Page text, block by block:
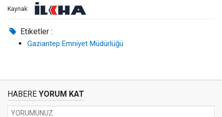
Kaynak:
Etiketler :
Gaziantep Emniyet Müdürlüğü
HABERE YORUM KAT